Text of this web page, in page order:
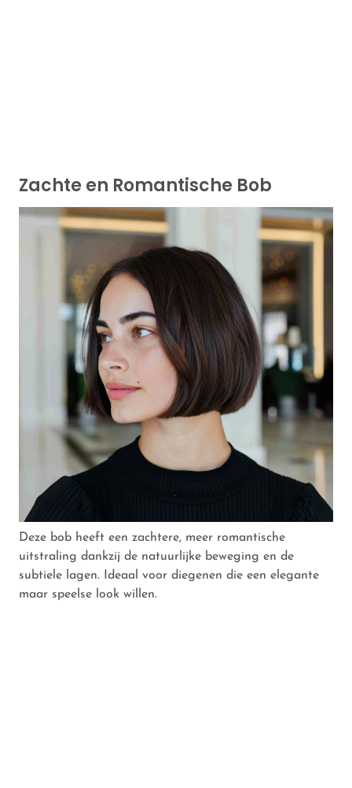
Zachte en Romantische Bob
Deze bob heeft een zachtere, meer romantische
uitstraling dankzij de natuurlijke beweging en de
subtiele lagen. Ideaal voor diegenen die een elegante
maar speelse look willen.